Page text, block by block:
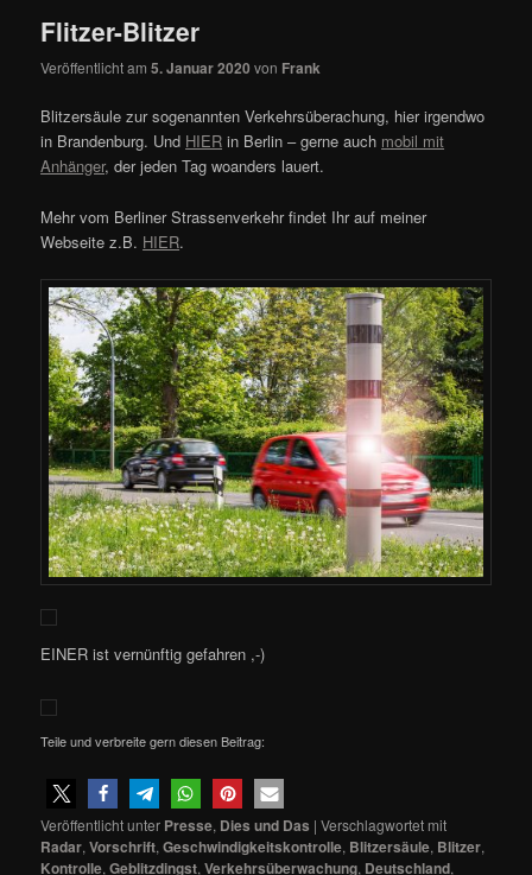
Flitzer-Blitzer
Veröffentlicht am5. Januar 2020 von Frank
Blitzersäule zur sogenannten Verkehrsüberachung, hier irgendwo
in Brandenburg. Und HIER in Berlin – gerne auch mobil mit
Anhänger, der jeden Tag woanders lauert.
Mehr vom Berliner Strassenverkehr findet Ihr auf meiner
Webseite z.B. HIER.
EINER ist vernünftig gefahren ,-)
Teile und verbreite gern diesen Beitrag:
Veröffentlicht unter Presse, Dies und Das |Verschlagwortet mit
Radar,Vorschrift,Geschwindigkeitskontrolle, Blitzersäule, Blitzer,
Kontrolle,Geblitzdingst,Verkehrsüberwachung, Deutschland,